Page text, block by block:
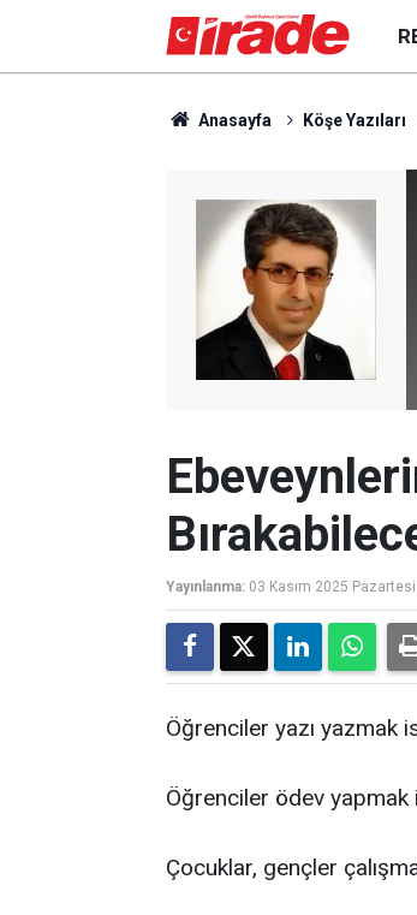
Anasayfa Köşe Yazıları
Yayınlanma: 03 Kasım 2025
Öğrenciler yazı yazmak
Öğrenciler ödev yapmak
Çocuklar, gençler